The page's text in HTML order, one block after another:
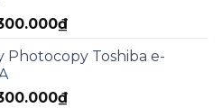
₫Giá
tại
1.300.000₫.
Photocopy Toshiba e-
₫Giá